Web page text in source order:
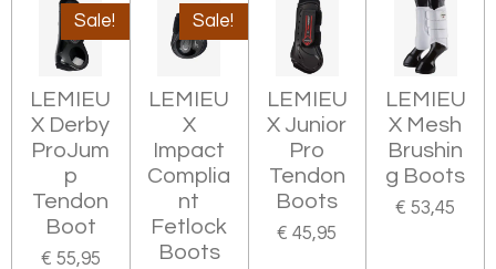
Sale!
LEMIEU
X Derby
ProJum
p
Tendon
Boot
€ 55,95
Sale!
LEMIEU
X
Impact
Complia
nt
Fetlock
Boots
LEMIEU
X Junior
Pro
Tendon
Boots
€ 45,95
LEMIEU
X Mesh
Brushin
g Boots
€ 53,45